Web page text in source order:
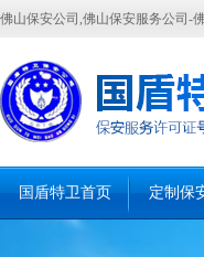
佛山保安公司,佛山保安服务公司-
国盾特卫首页 定制保